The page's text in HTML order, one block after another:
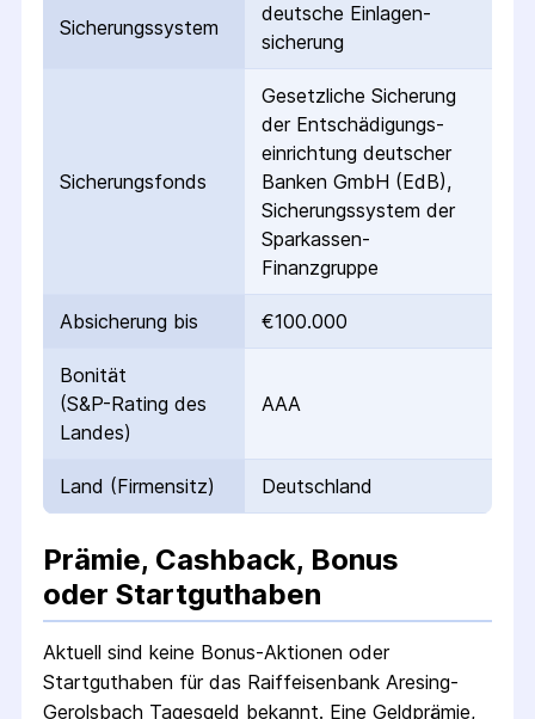
Sicherungs­system
deutsche Einlagen­
sicherung
Sicherungs­fonds
Gesetzliche Sicherung
der Entschädigungs­
einrichtung deutscher
Banken GmbH (EdB),
Sicherungssystem der
Sparkassen-
Finanzgruppe
Absicherung bis €100.000
Bonität
(S&P-Rating des
Landes)
AAA
Land (Firmensitz) Deutschland
Prämie, Cashback, Bonus
oder Startguthaben
Aktuell sind keine Bonus-Aktionen oder
Startguthaben für das Raiffeisenbank Aresing-
Gerolsbach Tagesgeld bekannt. Eine Geldprämie,